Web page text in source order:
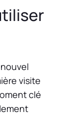
visite
clé